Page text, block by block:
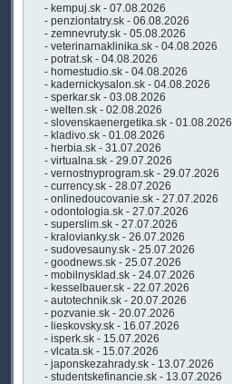
- kempuj.sk - 07.08.2026
- penziontatry.sk - 06.08.2026
- zemnevruty.sk - 05.08.2026
- veterinarnaklinika.sk - 04.08.2026
- potrat.sk - 04.08.2026
- homestudio.sk - 04.08.2026
- kadernickysalon.sk - 04.08.2026
- sperkar.sk - 03.08.2026
- welten.sk - 02.08.2026
- slovenskaenergetika.sk - 01.08.2026
- kladivo.sk - 01.08.2026
- herbia.sk - 31.07.2026
- virtualna.sk - 29.07.2026
- vernostnyprogram.sk - 29.07.2026
- currency.sk - 28.07.2026
- onlinedoucovanie.sk - 27.07.2026
- odontologia.sk - 27.07.2026
- superslim.sk - 27.07.2026
- kralovianky.sk - 26.07.2026
- sudovesauny.sk - 25.07.2026
- goodnews.sk - 25.07.2026
- mobilnysklad.sk - 24.07.2026
- kesselbauer.sk - 22.07.2026
- autotechnik.sk - 20.07.2026
- pozvanie.sk - 20.07.2026
- lieskovsky.sk - 16.07.2026
- isperk.sk - 15.07.2026
- vlcata.sk - 15.07.2026
- japonskezahrady.sk - 13.07.2026
- studentskefinancie.sk - 13.07.2026